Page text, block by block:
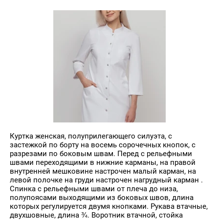
Куртка женская, полуприлегающего силуэта, с
застежкой по борту на восемь сорочечных кнопок, с
разрезами по боковым швам. Перед с рельефными
швами переходящими в нижние карманы, на правой
внутренней мешковине настрочен малый карман, на
левой полочке на груди настрочен нагрудный карман .
Спинка с рельефными швами от плеча до низа,
полупоясами выходящими из боковых швов, длина
которых регулируется двумя кнопками. Рукава втачные,
двухшовные, длина ¾. Воротник втачной, стойка